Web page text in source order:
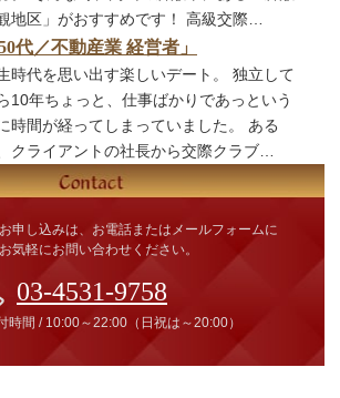
地区」がおすすめです！ 高級交際…
50代／不動産業 経営者」
時代を思い出す楽しいデート。 独立して
10年ちょっと、仕事ばかりであっという
時間が経ってしまっていました。 ある
クライアントの社長から交際クラブ…
申し込みは、お電話またはメールフォームに
気軽にお問い合わせください。
03-4531-9758
時間 / 10:00～22:00（日祝は～20:00）